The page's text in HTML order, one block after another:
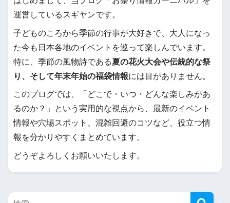
運営しているスギヤンです。
子どものころから季節の行事が大好きで、大人になっ
た今も日本各地のイベントを巡って楽しんでいます。
特に、季節の風物詩である夏の花火大会や伝統的な祭
り、そして年末年始の福袋情報には目がありません。
このブログでは、「どこで・いつ・どんな楽しみがあ
るのか？」という実用的な視点から、最新のイベント
情報や穴場スポット、混雑回避のコツなど、役立つ情
報を分かりやすくまとめています。
どうぞよろしくお願いいたします。